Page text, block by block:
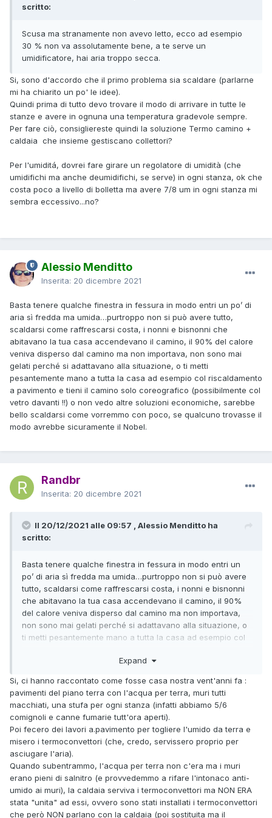
scritto:
Scusa ma stranamente non avevo letto, ecco ad esempio
30 % non va assolutamente bene, a te serve un
umidificatore, hai aria troppo secca.
Si, sono d'accordo che il primo problema sia scaldare (parlarne
mi ha chiarito un po' le idee).
Quindi prima di tutto devo trovare il modo di arrivare in tutte le
stanze e avere in ognuna una temperatura gradevole sempre.
Per fare ciò, consigliereste quindi la soluzione Termo camino +
caldaia che insieme gestiscano collettori?
Per l'umiditá, dovrei fare girare un regolatore di umidità (che
umidifichi ma anche deumidifichi, se serve) in ogni stanza, ok che
costa poco a livello di bolletta ma avere 7/8 um in ogni stanza mi
sembra eccessivo...no?
Alessio Menditto
Inserita: 20 dicembre 2021
Basta tenere qualche finestra in fessura in modo entri un po’ di
aria sì fredda ma umida…purtroppo non si può avere tutto,
scaldarsi come raffrescarsi costa, i nonni e bisnonni che
abitavano la tua casa accendevano il camino, il 90% del calore
veniva disperso dal camino ma non importava, non sono mai
gelati perché si adattavano alla situazione, o ti metti
pesantemente mano a tutta la casa ad esempio col riscaldamento
a pavimento e tieni il camino solo coreografico (possibilmente col
vetro davanti !!) o non vedo altre soluzioni economiche, sarebbe
bello scaldarsi come vorremmo con poco, se qualcuno trovasse il
modo avrebbe sicuramente il Nobel.
Randbr
Inserita: 20 dicembre 2021
Il 20/12/2021 alle 09:57 , Alessio Menditto ha
scritto:
Basta tenere qualche finestra in fessura in modo entri un
po’ di aria sì fredda ma umida…purtroppo non si può avere
tutto, scaldarsi come raffrescarsi costa, i nonni e bisnonni
che abitavano la tua casa accendevano il camino, il 90%
del calore veniva disperso dal camino ma non importava,
non sono mai gelati perché si adattavano alla situazione, o
ti metti pesantemente mano a tutta la casa ad esempio col
coreografico (possibilmente col vetro davanti !!) o non vedo
vorremmo con poco, se qualcuno trovasse il modo avrebbe
sicuramente il Nobel.
Expand
Si, ci hanno raccontato come fosse casa nostra vent'anni fa :
pavimenti del piano terra con l'acqua per terra, muri tutti
macchiati, una stufa per ogni stanza (infatti abbiamo 5/6
comignoli e canne fumarie tutt'ora aperti).
Poi fecero dei lavori a.pavimento per togliere l'umido da terra e
misero i termoconvettori (che, credo, servissero proprio per
asciugare l'aria).
Quando subentrammo, l'acqua per terra non c'era ma i muri
erano pieni di salnitro (e provvedemmo a rifare l'intonaco anti-
umido ai muri), la caldaia serviva i termoconvettori ma NON ERA
stata "unita" ad essi, ovvero sono stati installati i termoconvettori
che però NON parlano con la caldaia (poi sostituita ma il